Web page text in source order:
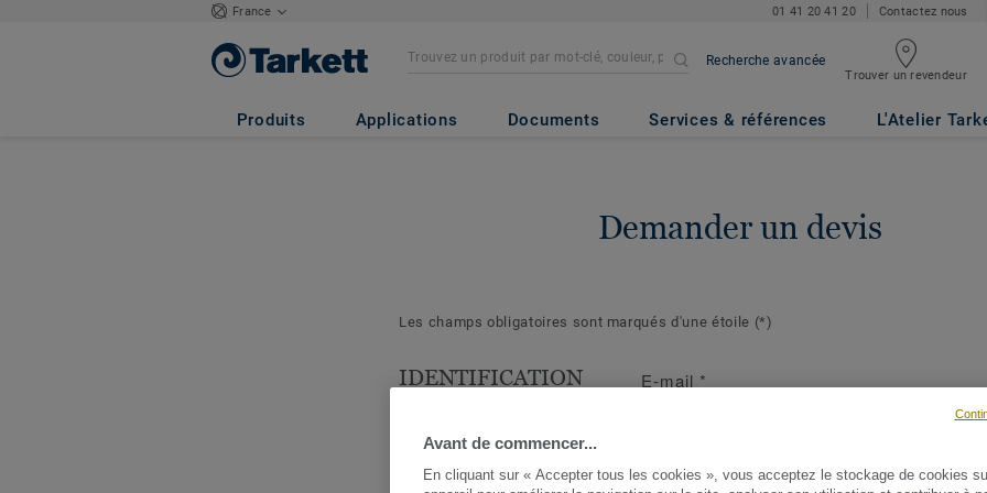
France 01 41 20 41 20 Contactez nous
Recherche avancée
Trouver un revendeur
Produits Applications Documents Services & références L'Atelier
Demander un devis
Les champs obligatoires sont marqués d'une étoile (*)
IDENTIFICATION
Les questions suivantes
cerner votre demande et d'y
E-mail *
Avant de commencer...
En cliquant sur « Accepter tous les cookies », vous acceptez le stockage de cookies